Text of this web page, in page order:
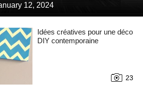
12, 2024
Idées créatives pour une déco
DIY contemporaine
23